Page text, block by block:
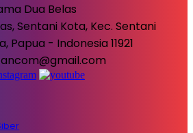
Dua Belas
Sentani Kota, Kec. Sentani
- Indonesia 11921